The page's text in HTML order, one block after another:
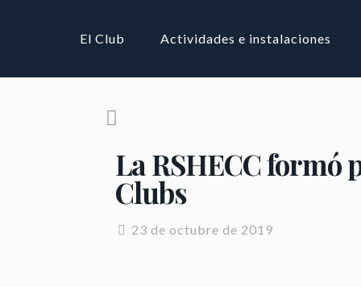
El Club Actividades e instalaciones
La RSHECC formó
Clubs
23 de octubre de 2019